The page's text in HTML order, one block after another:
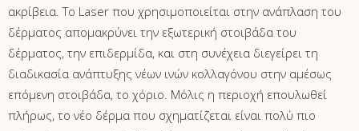
ακρίβεια. Το Laser που χρησιμοποιείται στην ανάπλαση του
δέρματος απομακρύνει την εξωτερική στοιβάδα του
δέρματος, την επιδερμίδα, και στη συνέχεια διεγείρει τη
διαδικασία ανάπτυξης νέων ινών κολλαγόνου στην αμέσως
επόμενη στοιβάδα, το χόριο. Μόλις η περιοχή επουλωθεί
πλήρως, το νέο δέρμα που σχηματίζεται είναι πολύ πιο